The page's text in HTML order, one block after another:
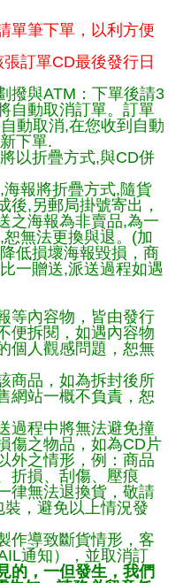
單筆下單，以利方便
訂單CD最後發行日
撥與ATM：下單後請3
自動取消訂單。訂單
動取消,在您收到自動
下單.
以折疊方式,與CD併
報將折疊方式,隨貨
後,另郵局掛號寄出，
之海報為非賣品,為一
無法更換與退。(加
低損壞海報毀損，商
一贈送,派送過程如遇
等內容物，皆由發行
便拆閱，如遇內容物
個人觀感問題，恕無
商品，如為拆封後所
網站一概不負責，恕
過程中將無法避免撞
傷之物品，如為CD片
外之情形，例：商品
折損、刮傷、壓痕
律無法退換貨，敬請
，避免以上情況發
作導致斷貨情形，客
通知），並取消訂
的，一但發生，我們